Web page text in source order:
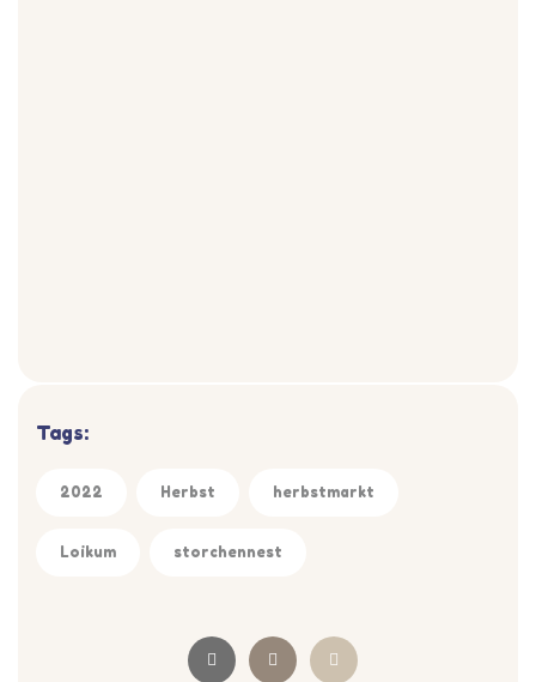
Tags:
2022 Herbst herbstmarkt
Loikum storchennest